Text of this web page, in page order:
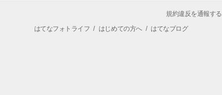
規約違反を通報する
はてなフォトライフ / はじめての方へ/ はてなブログ